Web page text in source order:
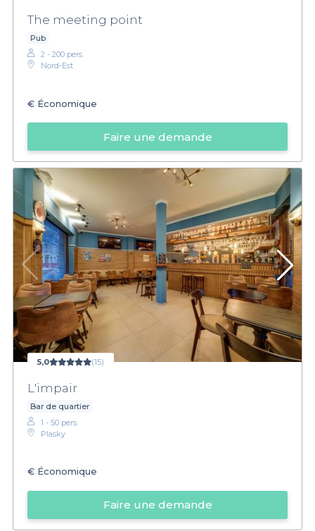
The meeting point
Pub
2 - 200 pers.
Nord-Est
€ Économique
Faire une demande
5,0 (15)
L'impair
Bar de quartier
1 - 50 pers.
Plasky
€ Économique
Faire une demande